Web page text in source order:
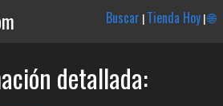
Buscar |Tienda Hoy|🌐
detallada: